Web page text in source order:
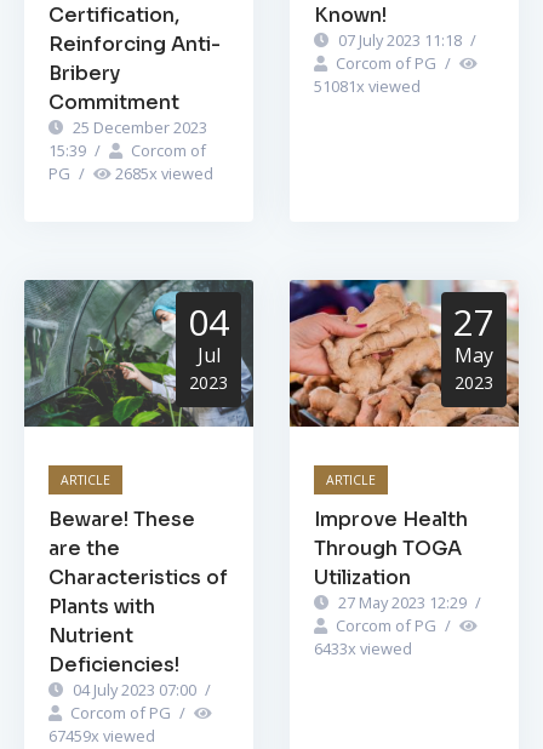
Certification,
Reinforcing Anti-
Bribery
Commitment
25 December 2023
15:39 /
Corcom of
PG / 2685x viewed
Known!
07 July 2023 11:18 /
Corcom of PG /
51081x viewed
04
Jul
2023
ARTICLE
Beware! These
are the
Characteristics of
Plants with
Nutrient
Deficiencies!
04 July 2023 07:00 /
Corcom of PG /
67459x viewed
27
May
2023
ARTICLE
Improve Health
Through TOGA
Utilization
27 May 2023 12:29 /
Corcom of PG /
6433x viewed